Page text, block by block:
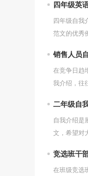
四年级英
四年级自我
范文的优秀
销售人员
在竞争日趋
我介绍，往
二年级自
自我介绍是
文，希望对
竞选班干
在班级竞选